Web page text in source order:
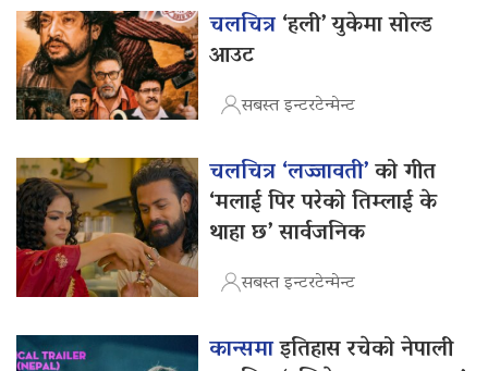
चलचित्र‘हली’ युकेमा सोल्ड
आउट
सबस्त इन्टरटेन्मेन्ट
चलचित्र ‘लज्जावती’को गीत
‘मलाई पिर परेको तिम्लाई के
थाहा छ’ सार्वजनिक
सबस्त इन्टरटेन्मेन्ट
कान्समाइतिहास रचेको नेपाली